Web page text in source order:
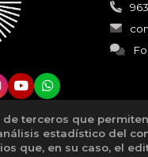
terceros que
estadístico del
que, en su caso, el